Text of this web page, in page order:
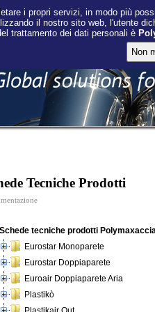
Tecniche Prodotti
Schede tecniche prodotti
Eurostar Monoparete
Eurostar Doppiaparete
Euroair Doppiaparete Aria
Plastikò
i propri servizi, in modo più
il nostro sito web, l'utente
trattamento dei dati personali è